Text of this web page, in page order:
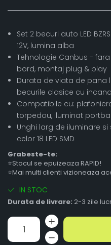
Set 2 becuri auto LED
12V, lumina alba
Tehnologie Canbus -
bord, montaj plug & play
Durata de viata de pana
becurile clasice cu
Compatibile cu:
torpedou, iluminat
Unghi larg de iluminare
celor 18 LED SMD
Grabeste-te:
⭐Stocul se epuizeaza RAPID!
⭐Mai multi clienti vizioneaza
IN STOC
Durata de livrare: 2-3 zile